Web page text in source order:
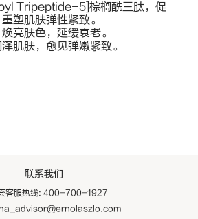
Tripeptide-5]棕榈酰三肽，促
塑肌肤弹性紧致。
亮肤色，延缓衰老。
肌肤，愈见弹嫩紧致。
联系我们
客服热线: 400-700-1927